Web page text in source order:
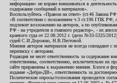
информации» не вправе вмешиваться в
содержание сообщений и материалов».
Воспользуйтесь «Правом на ответ» (ст.46 Закона
«В соответствии с положением ч.3 ст.196 ГПК РФ,
подлежит возложению на авторов, а по
РФ - на учредителя и главного редактор», - из
краевого суда от 22.08.2012 г. (дело №33-5325/
судей С.И.Дорожко, Н.В.Пестовой.
Мнения авторов материалов не всегда совпадают с
переписку с авторами.
Редакция не несет ответственность за содержание
ответственны, соответственно, исключительно их
сайте приравнены к выражению мнения. Блоги и
издание «Дебри-ДВ», ответственность за
Политические опросы/голосования проводятся